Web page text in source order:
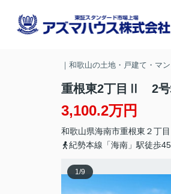
｜和歌山の土地・戸建て・マ
重根東2丁目Ⅱ 2号
3,100.2万円
和歌山県海南市重根東 ２丁目
紀勢本線「海南」駅徒歩
1 /9